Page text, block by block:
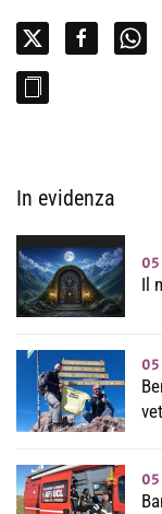
In evidenza
05
Il
05
05